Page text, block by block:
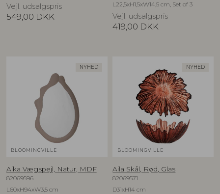
Vejl. udsalgspris
549,00 DKK
L22,5xH1,5xW14,5 cm, Set of 3
Vejl. udsalgspris
419,00 DKK
NYHED
BLOOMINGVILLE
Aika Vægspejl, Natur, MDF
82069596
L60xH94xW3,5 cm
NYHED
BLOOMINGVILLE
Aila Skål, Rød, Glas
82069571
D31xH14 cm